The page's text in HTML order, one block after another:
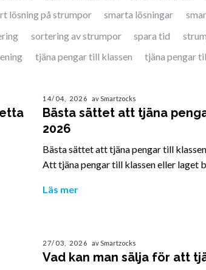
lösning på strumpor smarta lösningar
sortering av strumpor spara tid
tjäna pengar till klassen tjäna pengar
14/04, 2026 av Smartzocks
Bästa sättet att tjäna
2026
Bästa sättet att tjäna pengar till
Att tjäna pengar till klassen eller laget
Läs mer
27/03, 2026 av Smartzocks
Vad kan man sälja för att